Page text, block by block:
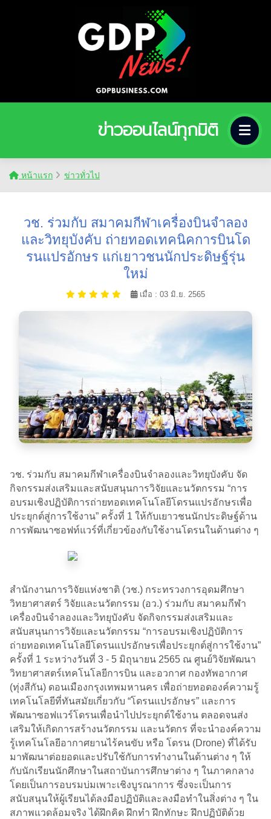
ข่าวออนไลน์ทุกมิติ
หน้าแรก ข่าวทั่วไป
วช. ร่วมกับ สมาคมกีฬาเครื่องบินจำลอง
และวิทยุบังคับ ถ่ายทอดเทคนิคการบินโด
รนแปรอักษร แก่เยาวชนนักประดิษฐ์รุ่น
ใหม่
เมื่อ : 03 มิ.ย. 2565
วช. ร่วมกับ สมาคมกีฬาเครื่องบินจำลองและวิทยุบังคับ จัด
กิจกรรมส่งเสริมและสนับสนุนการวิจัยและนวัตกรรม “การ
อบรมเชิงปฏิบัติการถ่ายทอดเทคโนโลยีโดรนแปรอักษรเพื่อ
ประยุกต์สู่การใช้งาน” ครั้งที่ 1 ให้กับเยาวชนนักประดิษฐ์ด้าน
การพัฒนาซอฟท์แวร์ที่เกี่ยวข้องกับใช้งานโดรนในด้านต่าง ๆ
สำนักงานการวิจัยแห่งชาติ (วช.) กระทรวงการอุดมศึกษา
วิทยาศาสตร์ วิจัยและนวัตกรรม (อว.) ร่วมกับ สมาคมกีฬา
เครื่องบินจำลองและวิทยุบังคับ จัดกิจกรรมส่งเสริมและ
สนับสนุนการวิจัยและนวัตกรรม “การอบรมเชิงปฏิบัติการ
ถ่ายทอดเทคโนโลยีโดรนแปรอักษรเพื่อประยุกต์สู่การใช้งาน”
ครั้งที่ 1 ระหว่างวันที่ 3 - 5 มิถุนายน 2565 ณ ศูนย์วิจัยพัฒนา
วิทยาศาสตร์เทคโนโลยีการบิน และอวกาศ กองทัพอากาศ
(ทุ่งสีกัน) ดอนเมืองกรุงเทพมหานคร เพื่อถ่ายทอดองค์ความรู้
เทคโนโลยีที่ทันสมัยเกี่ยวกับ “โดรนแปรอักษร” และการ
พัฒนาซอฟแวร์โดรนเพื่อนำไปประยุกต์ใช้งาน ตลอดจนส่ง
เสริมให้เกิดการสร้างนวัตกรรม และนวัตกร ที่จะนำองค์ความ
รู้เทคโนโลยีอากาศยานไร้คนขับ หรือ โดรน (Drone) ที่ได้รับ
มาพัฒนาต่อยอดและปรับใช้กับการทำงานในด้านต่าง ๆ ให้
กับนักเรียนนักศึกษาในสถาบันการศึกษาต่าง ๆ ในภาคกลาง
โดยเป็นการอบรมบ่มเพาะเชิงบูรณาการ ซึ่งจะเป็นการ
สนับสนุนให้ผู้เรียนได้ลงมือปฏิบัติและลงมือทำในสิ่งต่าง ๆ ใน
สภาพแวดล้อมจริง ได้ฝึกคิด ฝึกทำ ฝึกทักษะ ฝึกปฏิบัติด้วย